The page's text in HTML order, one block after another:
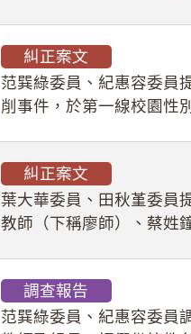
糾正案文
范巽綠委員、紀惠容委員
削事件，於第一線校園性
糾正案文
葉大華委員、田秋堇委員
教師（下稱廖師）、蔡姓
調查報告
范巽綠委員、紀惠容委員